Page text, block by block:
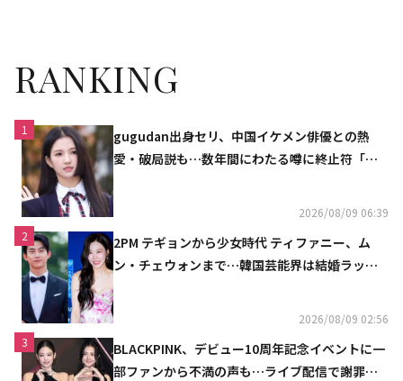
RANKING
1
gugudan出身セリ、中国イケメン俳優との熱
愛・破局説も…数年間にわたる噂に終止符「邪
2026/08/09 06:39
2
2PM テギョンから少女時代 ティファニー、ム
ン・チェウォンまで…韓国芸能界は結婚ラッシ
2026/08/09 02:56
3
BLACKPINK、デビュー10周年記念イベントに一
部ファンから不満の声も…ライブ配信で謝罪